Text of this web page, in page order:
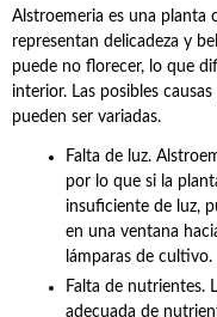
Alstroemeria es una planta
representan delicadeza y
puede no florecer, lo que
interior. Las posibles
pueden ser variadas.
Falta de luz.
por lo que si la
insuficiente de luz,
en una ventana
lámparas de cultivo.
Falta de nutrientes.
adecuada de